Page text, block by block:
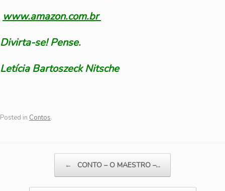
www.amazon.com.br
Divirta-se! Pense.
Letícia Bartoszeck Nitsche
Posted in Contos.
← CONTO – O MAESTRO –…